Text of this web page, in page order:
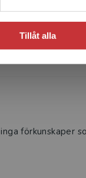
Tillåt alla
förkunskaper